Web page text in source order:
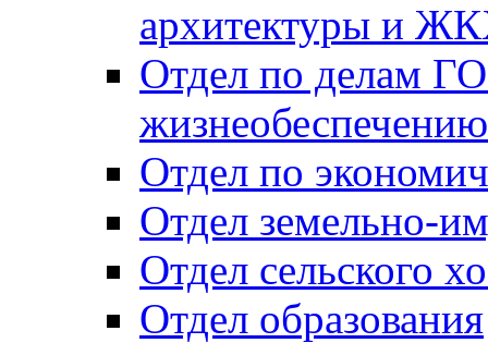
архитектуры и
Отдел по делам
Отдел по
Отдел земельно-
Отдел сельского
Отдел образования